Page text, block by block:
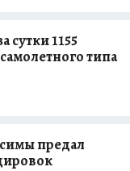
сутки 1155
типа
предал